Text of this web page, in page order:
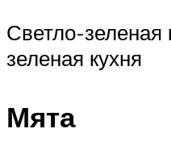
Светло-зеленая
зеленая кухня
Мята